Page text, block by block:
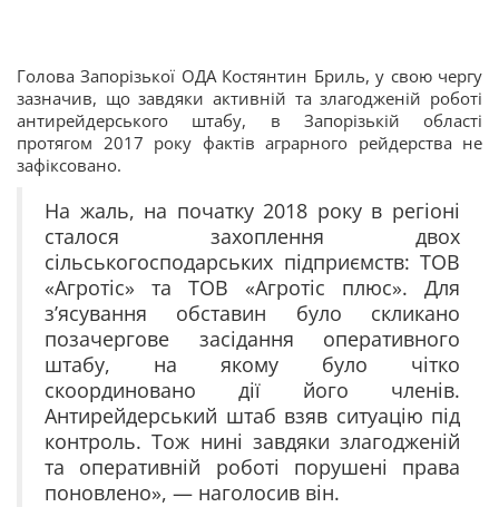
Голова Запорізької ОДА Костянтин Бриль, у свою чергу
зазначив, що завдяки активній та злагодженій роботі
антирейдерського штабу, в Запорізькій області
протягом 2017 року фактів аграрного рейдерства не
зафіксовано.
На жаль, на початку 2018 року в регіоні
сталося захоплення двох
сільськогосподарських підприємств: ТОВ
«Агротіс» та ТОВ «Агротіс плюс». Для
з’ясування обставин було скликано
позачергове засідання оперативного
штабу, на якому було чітко
скоординовано дії його членів.
Антирейдерський штаб взяв ситуацію під
контроль. Тож нині завдяки злагодженій
та оперативній роботі порушені права
поновлено», — наголосив він.